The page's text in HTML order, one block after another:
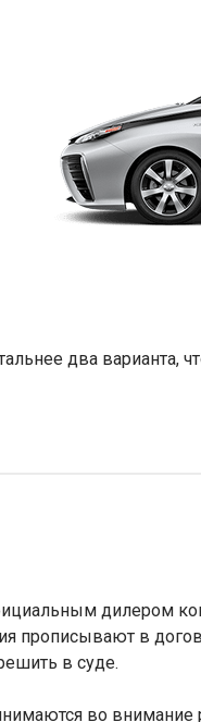
два
дилером
прописывают в
в суде.
во